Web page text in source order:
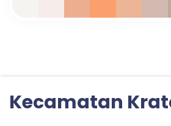
Kecamatan